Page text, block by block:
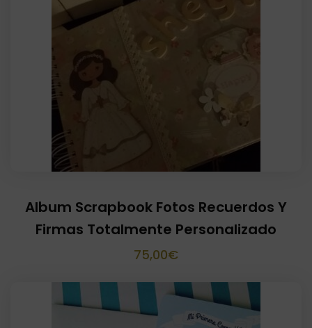
Album Scrapbook Fotos Recuerdos Y
Firmas Totalmente Personalizado
75,00€